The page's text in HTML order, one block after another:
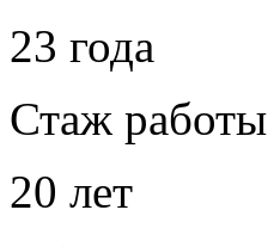
23 года
Стаж работы
20 лет